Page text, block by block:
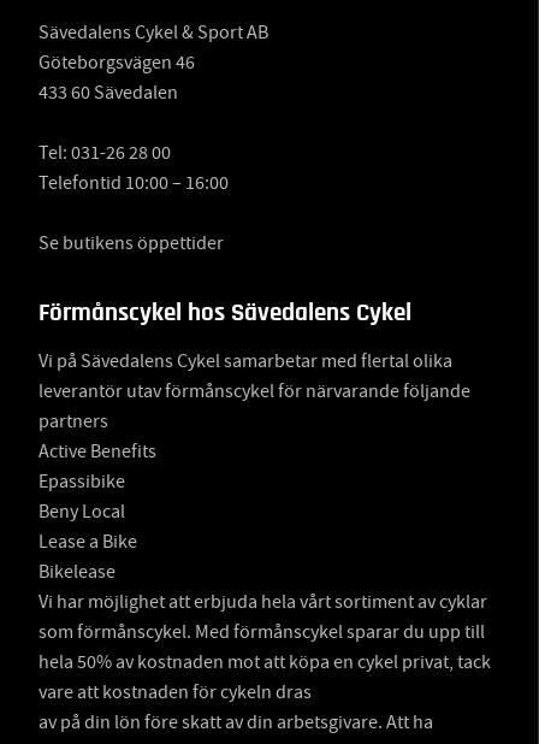
Sävedalens Cykel & Sport AB
Göteborgsvägen 46
433 60 Sävedalen
Tel: 031-26 28 00
Telefontid 10:00 – 16:00
Se butikens öppettider
Förmånscykel hos Sävedalens Cykel
Vi på Sävedalens Cykel samarbetar med flertal olika
leverantör utav förmånscykel för närvarande följande
partners
Active Benefits
Epassibike
Beny Local
Lease a Bike
Bikelease
Vi har möjlighet att erbjuda hela vårt sortiment av cyklar
som förmånscykel. Med förmånscykel sparar du upp till
hela 50% av kostnaden mot att köpa en cykel privat, tack
vare att kostnaden för cykeln dras
av på din lön före skatt av din arbetsgivare. Att ha